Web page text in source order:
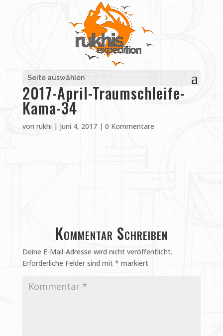
Seite auswählen
2017-April-Traumschleife-
Kama-34
von rukhi| Juni 4, 2017| 0 Kommentare
Kommentar Schreiben
Deine E-Mail-Adresse wird nicht veröffentlicht.
Erforderliche Felder sind mit * markiert